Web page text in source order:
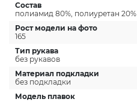
Состав
полиамид 80%, полиуретан 20%
Рост модели на фото
165
Тип рукава
без рукавов
Материал подкладки
без подкладки
Модель плавок